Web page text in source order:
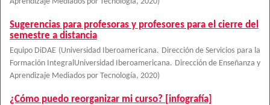
Sugerencias para profesoras y profesores para el cierre del
semestre a distancia
Equipo DiDAE (Universidad Iberoamericana. Dirección de Servicios para la
Formación IntegralUniversidad Iberoamericana. Dirección de Enseñanza y
Aprendizaje Mediados por Tecnología, 2020)
¿Cómo puedo reorganizar mi curso? [infografía]